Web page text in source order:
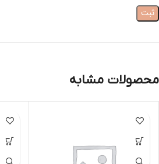
محصولات مشابه